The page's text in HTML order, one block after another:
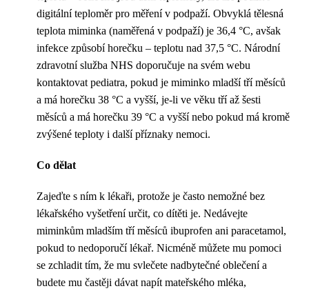
digitální teploměr pro měření v podpaží. Obvyklá tělesná
teplota miminka (naměřená v podpaží) je 36,4 °C, avšak
infekce způsobí horečku – teplotu nad 37,5 °C. Národní
zdravotní služba NHS doporučuje na svém webu
kontaktovat pediatra, pokud je miminko mladší tří měsíců
a má horečku 38 °C a vyšší, je-li ve věku tří až šesti
měsíců a má horečku 39 °C a vyšší nebo pokud má kromě
zvýšené teploty i další příznaky nemoci.
Co dělat
Zajeďte s ním k lékaři, protože je často nemožné bez
lékařského vyšetření určit, co dítěti je. Nedávejte
miminkům mladším tří měsíců ibuprofen ani paracetamol,
pokud to nedoporučí lékař. Nicméně můžete mu pomoci
se zchladit tím, že mu svlečete nadbytečné oblečení a
budete mu častěji dávat napít mateřského mléka,